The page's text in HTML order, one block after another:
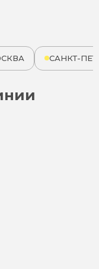
САНКТ-